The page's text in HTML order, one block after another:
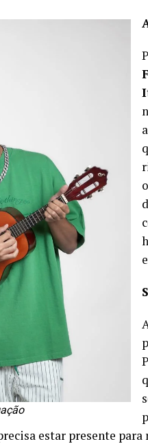
estar presente